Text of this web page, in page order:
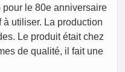
pour le 80e anniversaire
utiliser. La production
Le produit était chez
de qualité, il fait une